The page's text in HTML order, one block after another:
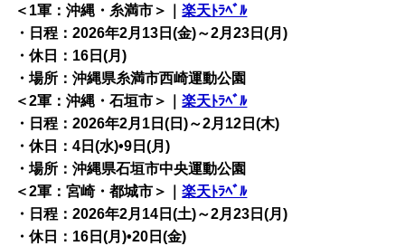
＜1軍：沖縄・糸満市＞｜楽天ﾄﾗﾍﾞﾙ
・日程：2026年2月13日(金)～2月23日(月)
・休日：16日(月)
・場所：沖縄県糸満市西崎運動公園
＜2軍：沖縄・石垣市＞｜楽天ﾄﾗﾍﾞﾙ
・日程：2026年2月1日(日)～2月12日(木)
・休日：4日(水)•9日(月)
・場所：沖縄県石垣市中央運動公園
＜2軍：宮崎・都城市＞｜楽天ﾄﾗﾍﾞﾙ
・日程：2026年2月14日(土)～2月23日(月)
・休日：16日(月)•20日(金)